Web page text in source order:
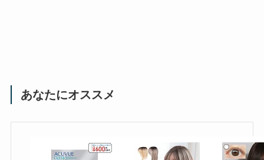
あなたにオススメ